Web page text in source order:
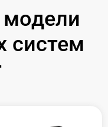
систем